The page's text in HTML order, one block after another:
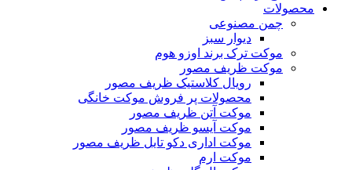
محصولات
چمن مصنوعی
دیوار سبز
موکت ترک برند اوزو هوم
موکت ظریف مصور
رویال کلاستیک ظریف مصور
محصولات پر فروش موکت خانگی
موکت آتن ظریف مصور
موکت آیسو ظریف مصور
موکت اداری دکو تایل ظریف مصور
موکت ارم